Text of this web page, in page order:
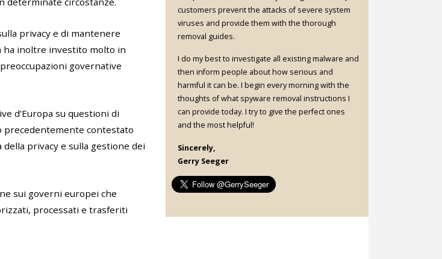
privacy e di mantenere
ha inoltre investito molto in
governative
d’Europa su questioni di
precedentemente contestato
privacy e sulla gestione dei
sui governi europei che
processati e trasferiti
customers prevent the attacks of severe system
viruses and provide them with the thorough
removal guides.
I do my best to investigate all existing malware and
then inform people about how serious and
harmful it can be. I begin every morning with the
thoughts of what spyware removal instructions I
can provide today. I try to give the perfect ones
and the most helpful!
Sincerely,
Gerry Seeger